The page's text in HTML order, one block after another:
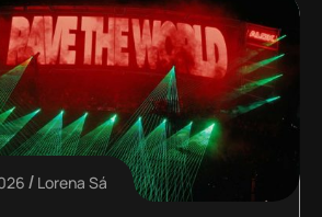
Lorena Sá